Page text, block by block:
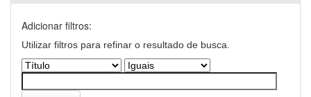
Adicionar filtros:
Utilizar filtros para refinar o resultado de busca.